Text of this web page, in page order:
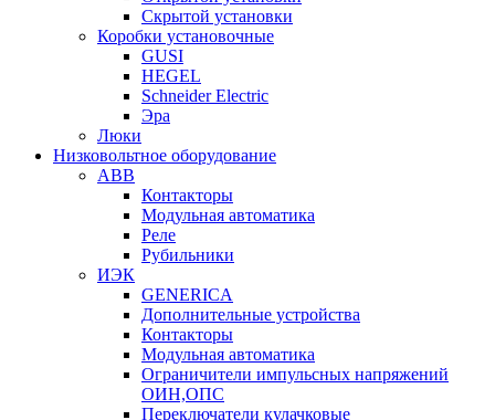
Скрытой установки
Коробки установочные
GUSI
HEGEL
Schneider Electric
Эра
Люки
Низковольтное оборудование
ABB
Контакторы
Модульная автоматика
Реле
Рубильники
ИЭК
GENERICA
Дополнительные устройства
Контакторы
Модульная автоматика
Ограничители импульсных напряжений
ОИН,ОПС
Переключатели кулачковые